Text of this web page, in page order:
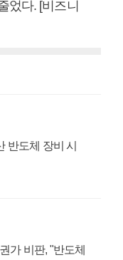
었다. [비즈니
반도체 장비 시
가 비판, "반도체